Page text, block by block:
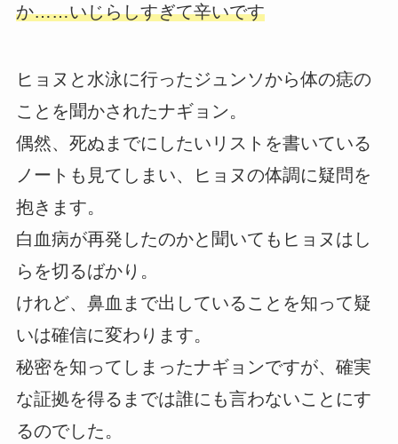
か……いじらしすぎて辛いです
ヒョヌと水泳に行ったジュンソから体の痣の
ことを聞かされたナギョン。
偶然、死ぬまでにしたいリストを書いている
ノートも見てしまい、ヒョヌの体調に疑問を
抱きます。
白血病が再発したのかと聞いてもヒョヌはし
らを切るばかり。
けれど、鼻血まで出していることを知って疑
いは確信に変わります。
秘密を知ってしまったナギョンですが、確実
な証拠を得るまでは誰にも言わないことにす
るのでした。